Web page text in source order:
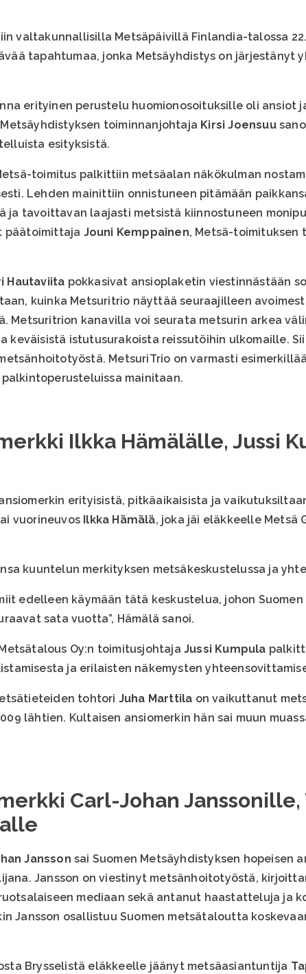
valtakunnallisilla Metsäpäivillä Finlandia-talossa
tapahtumaa, jonka Metsäyhdistys on järjestänyt
erityinen perustelu huomionosoituksille oli ansiot
toiminnanjohtaja Kirsi Joensuu
esityksistä.
toimitus palkittiin metsäalan näkökulman
Lehden mainittiin onnistuneen pitämään
ja tavoittavan laajasti metsistä kiinnostuneen
päätoimittaja Jouni Kemppainen, Metsä-toimituksen
Hautaviita pokkasivat ansioplaketin viestinnästään
kuinka Metsuritrio näyttää seuraajilleen
Metsuritrion kanavilla voi seurata metsurin arkea
keväisistä istutusurakoista reissutöihin ulkomaille.
MetsuriTrio on varmasti
mainitaan.
Ilkka Hämälälle, Jussi
erityisistä, pitkäaikaisista ja
vuorineuvos Ilkka Hämälä, joka jäi eläkkeelle Metsä
kuuntelun merkityksen metsäkeskustelussa ja
edelleen käymään tätä keskustelua, johon
sata vuotta”, Hämälä sanoi.
Oy:n toimitusjohtaja Jussi Kumpula
ja erilaisten näkemysten
tohtori Juha Marttila on vaikuttanut
lähtien. Kultaisen ansiomerkin hän sai muun
Carl-Johan
Jansson sai Suomen Metsäyhdistyksen hopeisen
Jansson on viestinyt metsänhoitotyöstä,
mediaan sekä antanut haastatteluja ja
Jansson osallistuu Suomen metsätaloutta
Brysselistä eläkkeelle jäänyt metsäasiantuntija